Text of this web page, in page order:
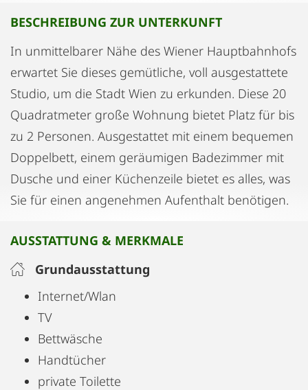
BESCHREIBUNG ZUR UNTERKUNFT
In unmittelbarer Nähe des Wiener Hauptbahnhofs
erwartet Sie dieses gemütliche, voll ausgestattete
Studio, um die Stadt Wien zu erkunden. Diese 20
Quadratmeter große Wohnung bietet Platz für bis
zu 2 Personen. Ausgestattet mit einem bequemen
Doppelbett, einem geräumigen Badezimmer mit
Dusche und einer Küchenzeile bietet es alles, was
Sie für einen angenehmen Aufenthalt benötigen.
AUSSTATTUNG & MERKMALE
Grundausstattung
Internet/Wlan
TV
Bettwäsche
Handtücher
private Toilette